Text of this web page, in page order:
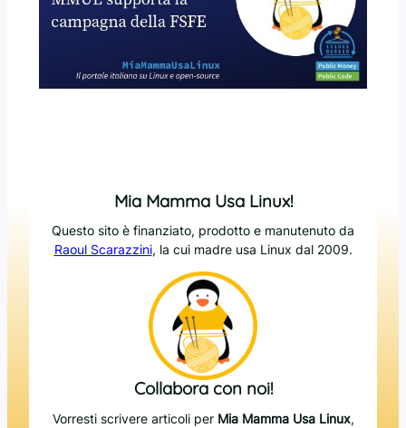
Mia Mamma Usa Linux!
Questo sito è finanziato, prodotto e manutenuto da
Raoul Scarazzini, la cui madre usa Linux dal 2009.
Collabora con noi!
Vorresti scrivere articoli per Mia Mamma Usa Linux,